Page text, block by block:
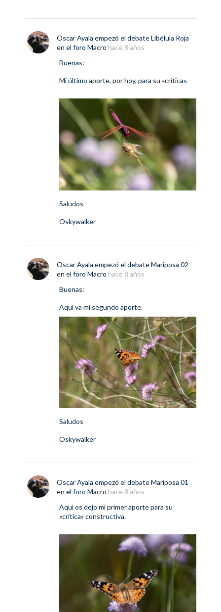
Oscar Ayala empezó el debateLibélula Roja
en el foro Macro hace 8 años
Buenas:
Mi último aporte, por hoy, para su «crítica».
Saludos
Oskywalker
Oscar Ayala empezó el debateMariposa 02
en el foro Macro hace 8 años
Buenas:
Aquí va mi segundo aporte.
Saludos
Oskywalker
Oscar Ayala empezó el debateMariposa 01
en el foro Macro hace 8 años
Aqui os dejo mi primer aporte para su
«crítica» constructiva.